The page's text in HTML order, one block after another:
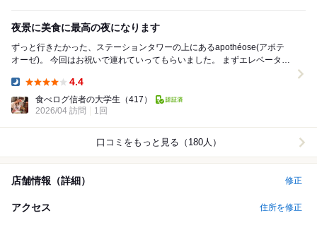
夜景に美食に最高の夜になります
ずっと行きたかった、ステーションタワーの上にあるapothéose(アポテ
オーゼ)。 今回はお祝いで連れていってもらいました。 まずエレベーター
4.4
食べログ信者の大学生 （417）
2026/04 訪問
1回
口コミをもっと見る（180人）
店舗情報（詳細） 修正
アクセス 住所を修正